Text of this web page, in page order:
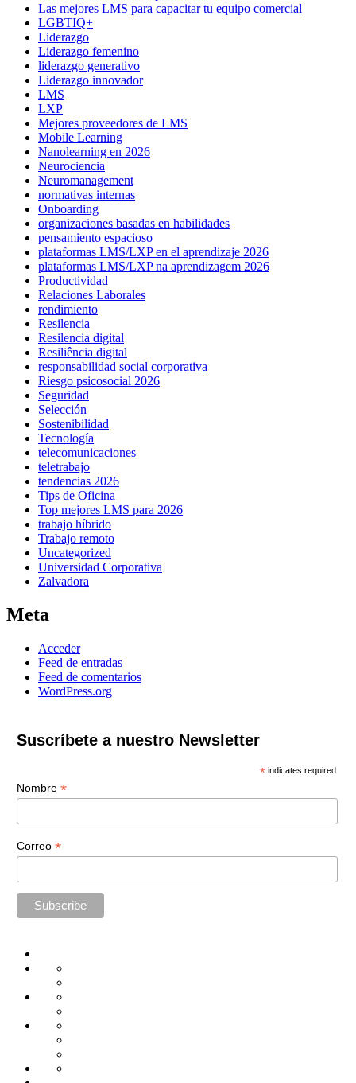
Las mejores LMS para capacitar tu equipo comercial
LGBTIQ+
Liderazgo
Liderazgo femenino
liderazgo generativo
Liderazgo innovador
LMS
LXP
Mejores proveedores de LMS
Mobile Learning
Nanolearning en 2026
Neurociencia
Neuromanagement
normativas internas
Onboarding
organizaciones basadas en habilidades
pensamiento espacioso
plataformas LMS/LXP en el aprendizaje 2026
plataformas LMS/LXP na aprendizagem 2026
Productividad
Relaciones Laborales
rendimiento
Resilencia
Resilencia digital
Resiliência digital
responsabilidad social corporativa
Riesgo psicosocial 2026
Seguridad
Selección
Sostenibilidad
Tecnología
telecomunicaciones
teletrabajo
tendencias 2026
Tips de Oficina
Top mejores LMS para 2026
trabajo híbrido
Trabajo remoto
Uncategorized
Universidad Corporativa
Zalvadora
Meta
Acceder
Feed de entradas
Feed de comentarios
WordPress.org
Suscríbete a nuestro Newsletter
* indicates required
Nombre *
Correo *
Administración
Capacitación
Desarrollo
Gestión